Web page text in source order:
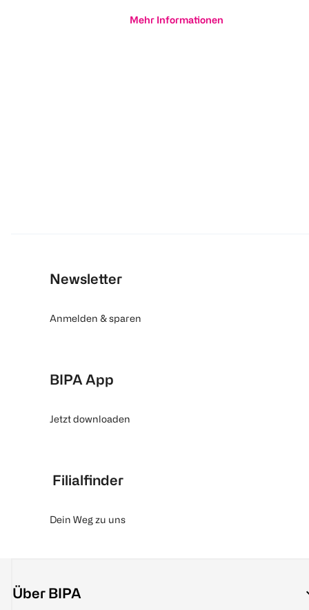
Mehr Informationen
Newsletter
Anmelden & sparen
BIPA App
Jetzt downloaden
Filialfinder
Dein Weg zu uns
Über BIPA